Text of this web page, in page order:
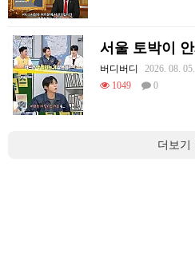
버디버디
2026. 08. 05.
1049
0
더보기